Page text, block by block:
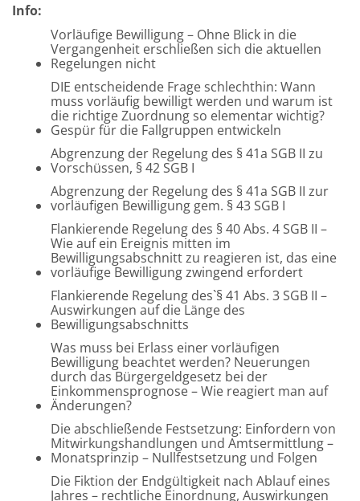
Info:
Vorläufige Bewilligung – Ohne Blick in die
Vergangenheit erschließen sich die aktuellen
Regelungen nicht
DIE entscheidende Frage schlechthin: Wann
muss vorläufig bewilligt werden und warum ist
die richtige Zuordnung so elementar wichtig?
Gespür für die Fallgruppen entwickeln
Abgrenzung der Regelung des § 41a SGB II zu
Vorschüssen, § 42 SGB I
Abgrenzung der Regelung des § 41a SGB II zur
vorläufigen Bewilligung gem. § 43 SGB I
Flankierende Regelung des § 40 Abs. 4 SGB II –
Wie auf ein Ereignis mitten im
Bewilligungsabschnitt zu reagieren ist, das eine
vorläufige Bewilligung zwingend erfordert
Flankierende Regelung des`§ 41 Abs. 3 SGB II –
Auswirkungen auf die Länge des
Bewilligungsabschnitts
Was muss bei Erlass einer vorläufigen
Bewilligung beachtet werden? Neuerungen
durch das Bürgergeldgesetz bei der
Einkommensprognose – Wie reagiert man auf
Änderungen?
Die abschließende Festsetzung: Einfordern von
Mitwirkungshandlungen und Amtsermittlung –
Monatsprinzip – Nullfestsetzung und Folgen
Die Fiktion der Endgültigkeit nach Ablauf eines
Jahres – rechtliche Einordnung, Auswirkungen